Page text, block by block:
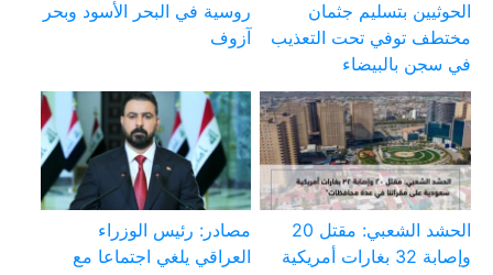
الحوثيين بتسليم جثمان
مختطف توفي تحت التعذيب
في سجن بالبيضاء
روسية في البحر الأسود وبحر
آزوف
الحشد الشعبي: مقتل 20
وإصابة 32 بغارات أمريكية
مصادر: رئيس الوزراء
العراقي يلغي اجتماعا مع